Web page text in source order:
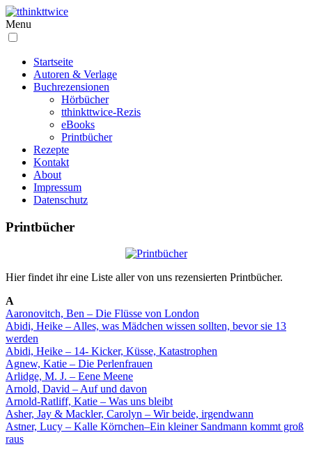
Menu
Startseite
Autoren & Verlage
Buchrezensionen
Hörbücher
tthinkttwice-Rezis
eBooks
Printbücher
Rezepte
Kontakt
About
Impressum
Datenschutz
Printbücher
Hier findet ihr eine Liste aller von uns rezensierten Printbücher.
A
Aaronovitch, Ben – Die Flüsse von London
Abidi, Heike – Alles, was Mädchen wissen sollten, bevor sie 13
werden
Abidi, Heike – 14- Kicker, Küsse, Katastrophen
Agnew, Katie – Die Perlenfrauen
Arlidge, M. J. – Eene Meene
Arnold, David – Auf und davon
Arnold-Ratliff, Katie – Was uns bleibt
Asher, Jay & Mackler, Carolyn – Wir beide, irgendwann
Astner, Lucy – Kalle Körnchen–Ein kleiner Sandmann kommt groß
raus